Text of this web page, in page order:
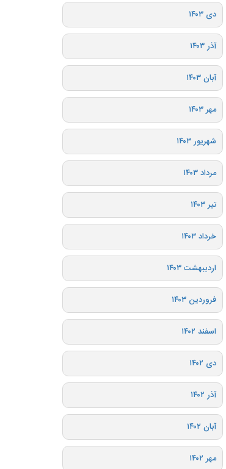
دی ۱۴۰۳
آذر ۱۴۰۳
آبان ۱۴۰۳
مهر ۱۴۰۳
شهریور ۱۴۰۳
مرداد ۱۴۰۳
تیر ۱۴۰۳
خرداد ۱۴۰۳
اردیبهشت ۱۴۰۳
فروردین ۱۴۰۳
اسفند ۱۴۰۲
دی ۱۴۰۲
آذر ۱۴۰۲
آبان ۱۴۰۲
مهر ۱۴۰۲